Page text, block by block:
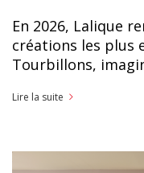
En 2026, Lalique
créations les plus
Tourbillons,
Lire la suite